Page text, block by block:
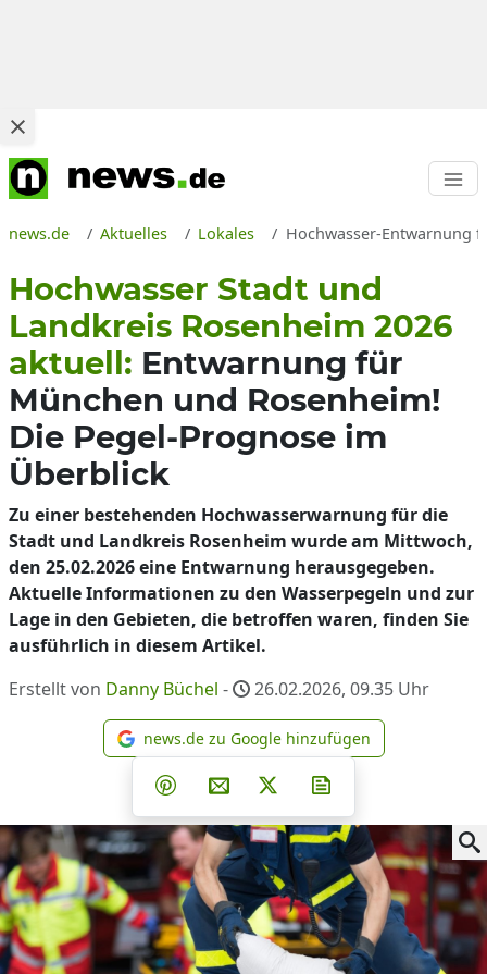
news.de Aktuelles Lokales Hochwasser-Entwarnung
Hochwasser Stadt und
Landkreis Rosenheim 2026
aktuell: Entwarnung für
München und Rosenheim!
Die Pegel-Prognose im
Überblick
Zu einer bestehenden Hochwasserwarnung für die
Stadt und Landkreis Rosenheim wurde am Mittwoch,
den 25.02.2026 eine Entwarnung herausgegeben.
Aktuelle Informationen zu den Wasserpegeln und zur
Lage in den Gebieten, die betroffen waren, finden Sie
ausführlich in diesem Artikel.
Erstellt von Danny Büchel - 26.02.2026, 09.35 Uhr
news.de zu Google
news.de zu Google hinzufügen
Teilen auf Facebook
Teilen auf Whatsapp
Teilen auf Telegram
Teilen auf Pinterest
Per E-Mail teilen
Post auf X